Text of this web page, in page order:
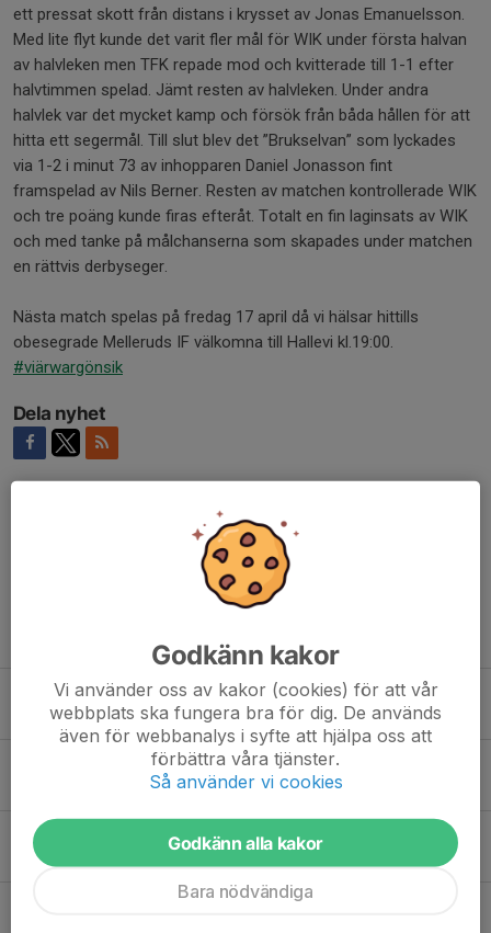
ett pressat skott från distans i krysset av Jonas Emanuelsson.
Med lite flyt kunde det varit fler mål för WIK under första halvan
av halvleken men TFK repade mod och kvitterade till 1-1 efter
halvtimmen spelad. Jämt resten av halvleken. Under andra
halvlek var det mycket kamp och försök från båda hållen för att
hitta ett segermål. Till slut blev det ”Brukselvan” som lyckades
via 1-2 i minut 73 av inhopparen Daniel Jonasson fint
framspelad av Nils Berner. Resten av matchen kontrollerade WIK
och tre poäng kunde firas efteråt. Totalt en fin laginsats av WIK
och med tanke på målchanserna som skapades under matchen
en rättvis derbyseger.
Nästa match spelas på fredag 17 april då vi hälsar hittills
obesegrade Melleruds IF välkomna till Hallevi kl.19:00.
#viärwargönsik
Dela nyhet
Tidigare nyheter
Jerry möter - Hampus Benjaminsson!
31 jul, 10:25 0
Jerry möter - Anton Björkesand!
29 maj, 14:40 0
Jerry möter - Carl Windhede!
Ny hemmamatch på söndag!
Godkänn kakor
Vi använder oss av kakor (cookies) för att vår
webbplats ska fungera bra för dig. De används
även för webbanalys i syfte att hjälpa oss att
förbättra våra tjänster.
Så använder vi cookies
Godkänn alla kakor
Bara nödvändiga